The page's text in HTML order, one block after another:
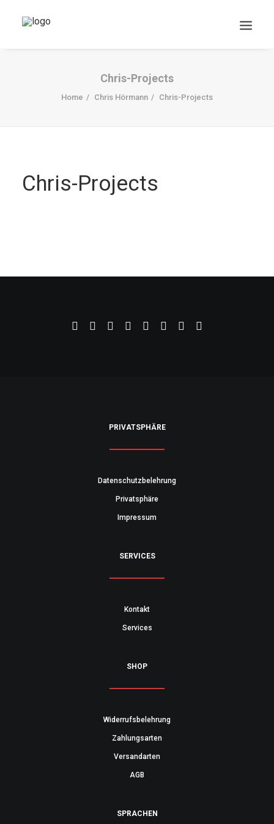
Search
Chris-Projects
Home Chris Hörmann Chris-Projects
Chris-Projects
PRIVATSPHÄRE
Datenschutzbelehrung
Privatsphäre
Impressum
SERVICES
Kontakt
Services
SHOP
Widerrufsbelehrung
Zahlungsarten
Versandarten
AGB
SPRACHEN